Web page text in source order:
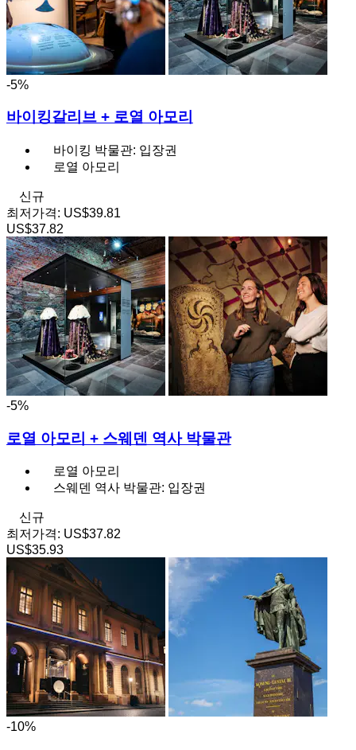
-5%
바이킹갈리브 + 로열 아모리
바이킹 박물관: 입장권
로열 아모리
신규
최저가격: US$39.81
US$37.82
-5%
로열 아모리 + 스웨덴 역사 박물관
로열 아모리
스웨덴 역사 박물관: 입장권
신규
최저가격: US$37.82
US$35.93
-10%